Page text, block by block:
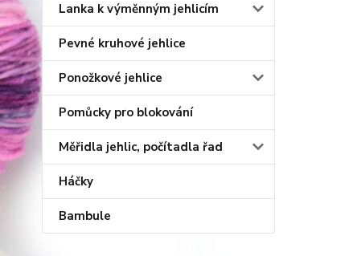
Lanka k výměnným jehlicím
Pevné kruhové jehlice
Ponožkové jehlice
Pomůcky pro blokování
Měřidla jehlic, počítadla řad
Háčky
Bambule